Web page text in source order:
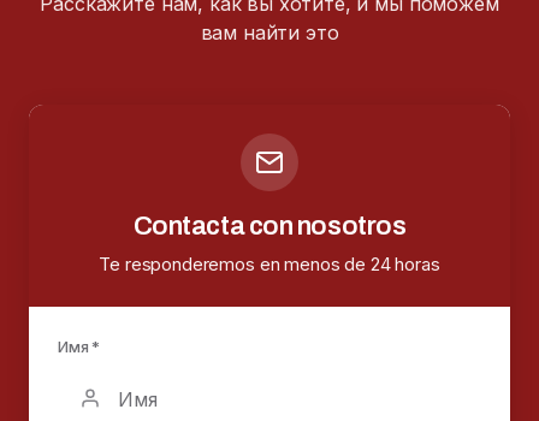
вам найти это
Contacta con nosotros
Te responderemos en menos de 24 horas
Имя *